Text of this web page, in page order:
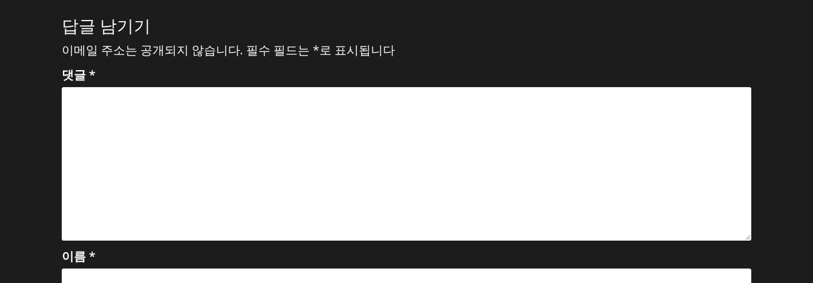
답글 남기기
이메일 주소는 공개되지 않습니다. 필수 필드는 *로 표시됩니다
댓글*
이름*